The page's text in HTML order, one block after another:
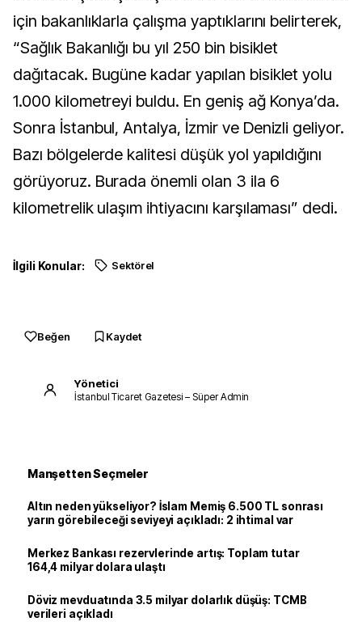
için bakanlıklarla çalışma yaptıklarını belirterek,
“Sağlık Bakanlığı bu yıl 250 bin bisiklet
dağıtacak. Bugüne kadar yapılan bisiklet yolu
1.000 kilometreyi buldu. En geniş ağ Konya’da.
Sonra İstanbul, Antalya, İzmir ve Denizli geliyor.
Bazı bölgelerde kalitesi düşük yol yapıldığını
görüyoruz. Burada önemli olan 3 ila 6
kilometrelik ulaşım ihtiyacını karşılaması” dedi.
İlgili Konular: Sektörel
Beğen Kaydet
Yönetici
İstanbul Ticaret Gazetesi – Süper Admin
Manşetten Seçmeler
Altın neden yükseliyor? İslam Memiş 6.500 TL sonrası
yarın görebileceği seviyeyi açıkladı: 2 ihtimal var
Merkez Bankası rezervlerinde artış: Toplam tutar
164,4 milyar dolara ulaştı
Döviz mevduatında 3.5 milyar dolarlık düşüş: TCMB
verileri açıkladı